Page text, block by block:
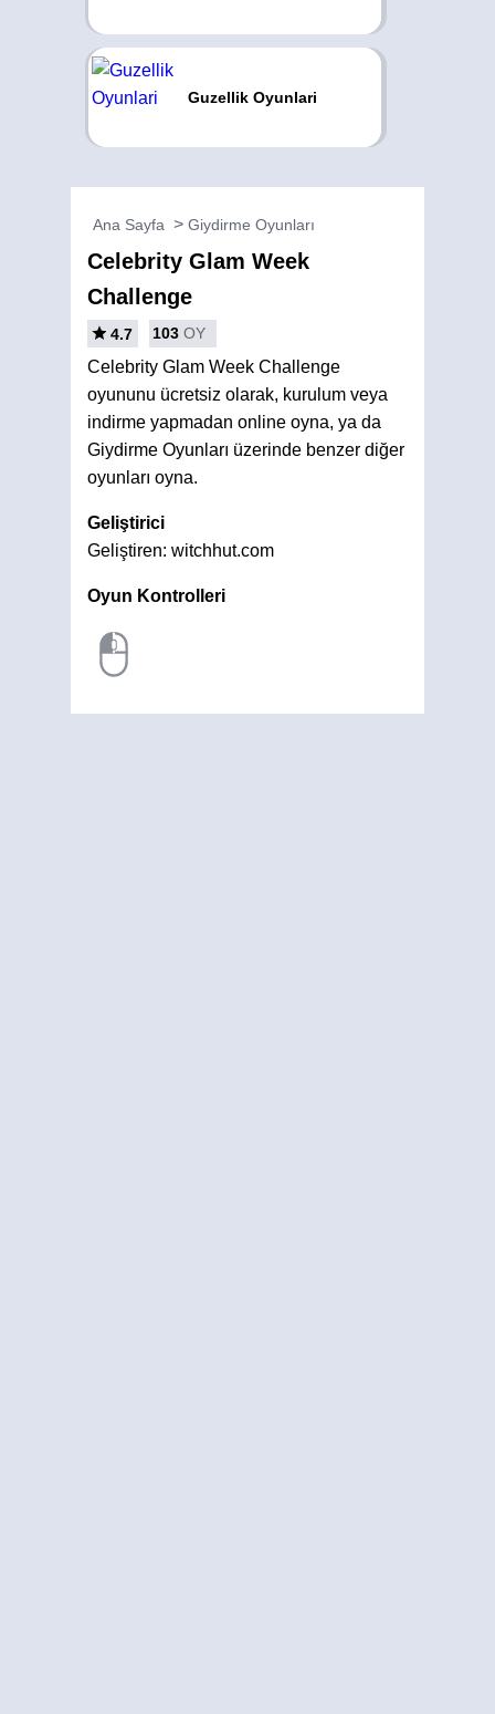
Guzellik Oyunlari
Ana Sayfa Giydirme Oyunları
Celebrity Glam Week
Challenge
4.7 103 OY
Celebrity Glam Week Challenge
oyununu ücretsiz olarak, kurulum veya
indirme yapmadan online oyna, ya da
Giydirme Oyunları üzerinde benzer diğer
oyunları oyna.
Geliştirici
Geliştiren: witchhut.com
Oyun Kontrolleri